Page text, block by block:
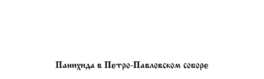
Панихида в Петро-Павловском соборе